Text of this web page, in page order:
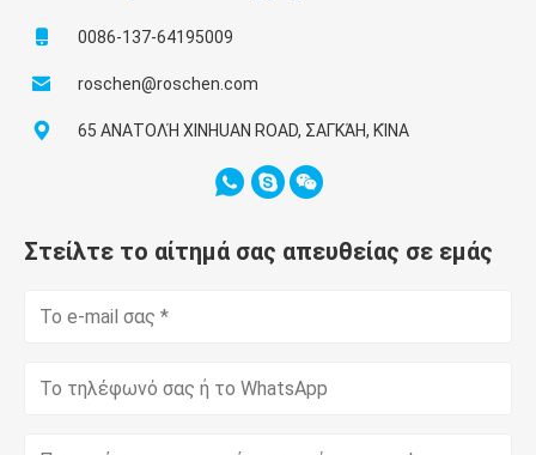
0086-137-64195009
roschen@roschen.com
65 ΑΝΑΤΟΛΉ XINHUAN ROAD, ΣΑΓΚΆΗ, ΚΊΝΑ
Στείλτε το αίτημά σας απευθείας σε εμάς